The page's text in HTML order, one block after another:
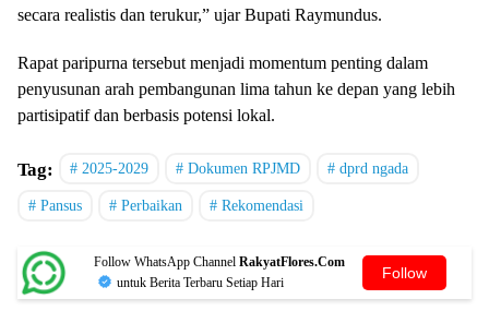
secara realistis dan terukur,” ujar Bupati Raymundus.
Rapat paripurna tersebut menjadi momentum penting dalam
penyusunan arah pembangunan lima tahun ke depan yang lebih
partisipatif dan berbasis potensi lokal.
Tag: 2025-2029 Dokumen RPJMD dprd ngada
Pansus Perbaikan Rekomendasi
Follow WhatsApp Channel RakyatFlores.Com
untuk Berita Terbaru Setiap Hari
Follow